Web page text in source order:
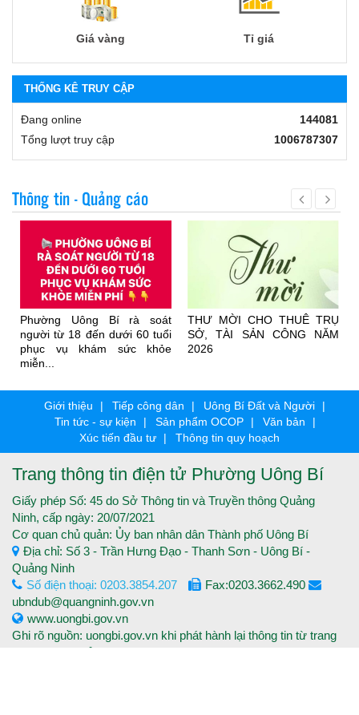
Giá vàng Tỉ giá
THỐNG KÊ TRUY CẬP
Đang online
144081
Tổng lượt truy cập
1006787307
Thông tin - Quảng cáo
Phường Uông Bí rà soát
người từ 18 đến dưới 60 tuổi
phục vụ khám sức khỏe
miễn...
THƯ MỜI CHO THUÊ TRỤ
SỞ, TÀI SẢN CÔNG NĂM
2026
Giới thiệu Tiếp công dân
Uông Bí Đất và Người
Tin tức - sự kiện
Sản phẩm OCOP
Văn bản
Xúc tiến đầu tư
Thông tin quy hoạch
Trang thông tin điện tử Phường Uông Bí
Giấy phép Số: 45 do Sở Thông tin và Truyền thông Quảng
Ninh, cấp ngày: 20/07/2021
Cơ quan chủ quản: Ủy ban nhân dân Thành phố Uông Bí
Địa chỉ: Số 3 - Trần Hưng Đạo - Thanh Sơn - Uông Bí -
Quảng Ninh
Số điện thoại: 0203.3854.207
Fax:0203.3662.490
ubndub@quangninh.gov.vn
www.uongbi.gov.vn
Ghi rõ nguồn: uongbi.gov.vn khi phát hành lại thông tin từ trang
thông tin điện tử.